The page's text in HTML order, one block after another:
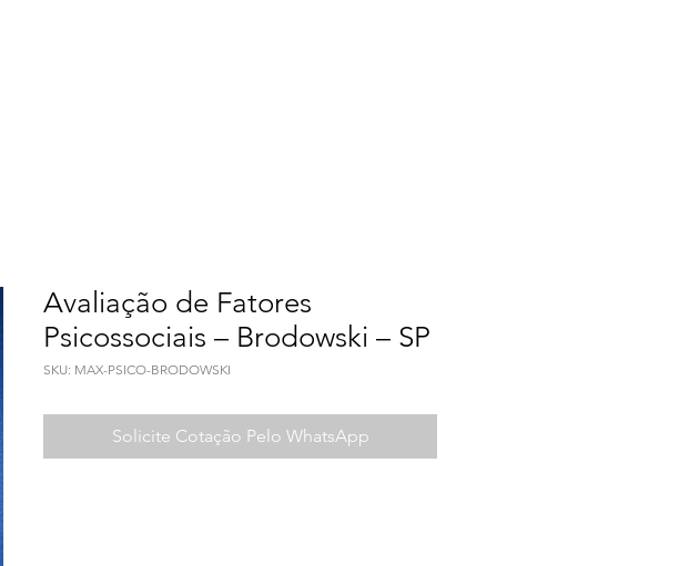
Avaliação de Fatores
Psicossociais – Brodowski – SP
SKU: MAX-PSICO-BRODOWSKI
Solicite Cotação Pelo WhatsApp